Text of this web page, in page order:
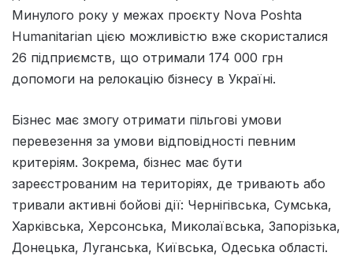
Минулого року у межах проєкту Nova Poshta
Humanitarian цією можливістю вже скористалися
26 підприємств, що отримали 174 000 грн
допомоги на релокацію бізнесу в Україні.
Бізнес має змогу отримати пільгові умови
перевезення за умови відповідності певним
критеріям. Зокрема, бізнес має бути
зареєстрованим на територіях, де тривають або
тривали активні бойові дії: Чернігівська, Сумська,
Харківська, Херсонська, Миколаївська, Запорізька,
Донецька, Луганська, Київська, Одеська області.